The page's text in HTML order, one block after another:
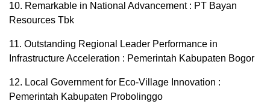
10. Remarkable in National Advancement : PT Bayan
Resources Tbk
11. Outstanding Regional Leader Performance in
Infrastructure Acceleration : Pemerintah Kabupaten Bogor
12. Local Government for Eco-Village Innovation :
Pemerintah Kabupaten Probolinggo